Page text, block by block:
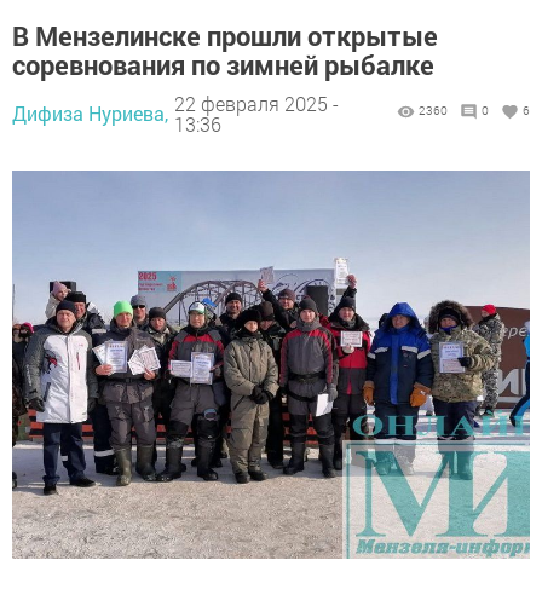
В Мензелинске прошли открытые
соревнования по зимней рыбалке
Дифиза Нуриева, 22 февраля 2025 -
13:36
2360 0 6